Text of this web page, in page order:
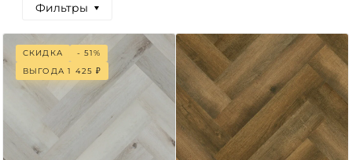
Фильтры
СКИДКА
- 51%
ВЫГОДА1 425 ₽